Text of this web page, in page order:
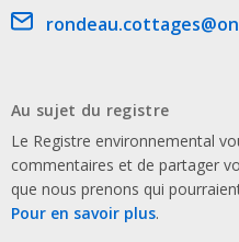
Email address
Au sujet du registre
Le Registre environnemental
commentaires et de partager
que nous prenons qui
Pour en savoir plus.